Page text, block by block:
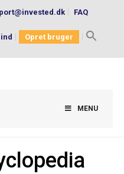
FAQ
Opret bruger
Search
MENU